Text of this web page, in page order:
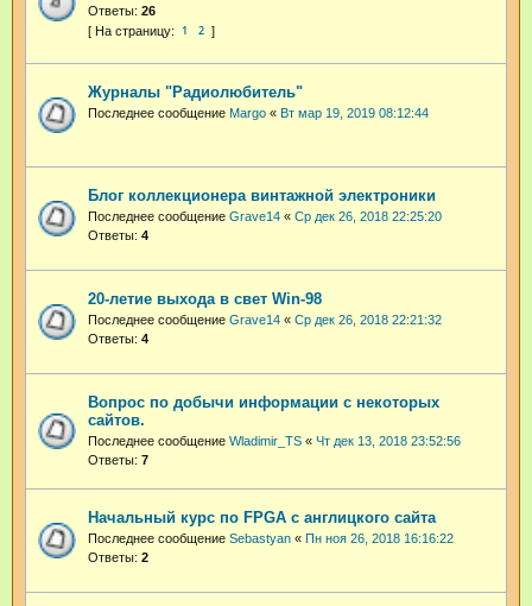
Ответы: 26
1 2
Журналы "Радиолюбитель"
Последнее сообщение Margo « Вт мар 19, 2019 08:12:44
Блог коллекционера винтажной электроники
Последнее сообщение Grave14 « Ср дек 26, 2018 22:25:20
Ответы: 4
20-летие выхода в свет Win-98
Последнее сообщение Grave14 « Ср дек 26, 2018 22:21:32
Ответы: 4
Вопрос по добычи информации с некоторых
сайтов.
Последнее сообщение Wladimir_TS « Чт дек 13, 2018 23:52:56
Ответы: 7
Начальный курс по FPGA с англицкого сайта
Последнее сообщение Sebastyan « Пн ноя 26, 2018 16:16:22
Ответы: 2